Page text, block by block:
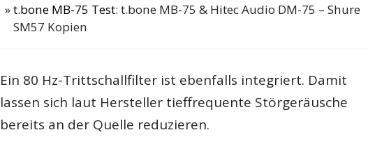
t.bone MB-75 Test: t.bone MB-75 & Hitec Audio DM-75 – Shure
SM57 Kopien
Ein 80 Hz-Trittschallfilter ist ebenfalls integriert. Damit
lassen sich laut Hersteller tieffrequente Störgeräusche
bereits an der Quelle reduzieren.